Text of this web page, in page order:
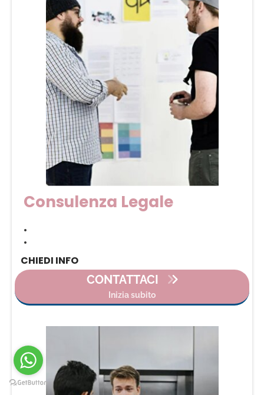
Consulenza Legale
•
•
CHIEDI INFO
CONTATTACI
Inizia subito